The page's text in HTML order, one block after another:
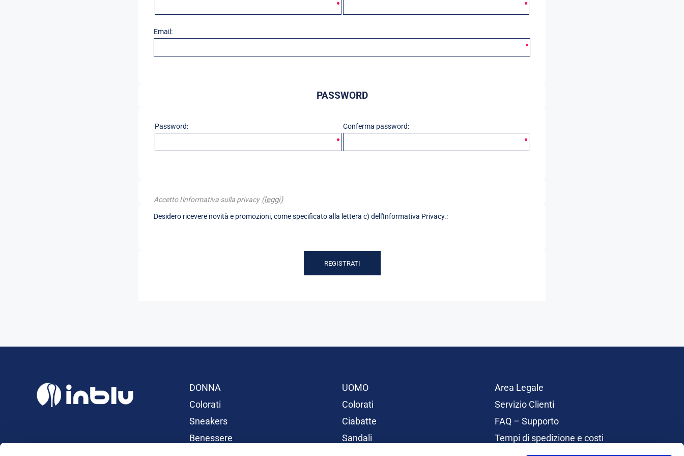
Email:
Desidero ricevere novità e promozioni, come specificato alla lettera c) dell'Informativa Privacy.:
PASSWORD
Password: Conferma password:
Accetto l'informativa sulla privacy (leggi)
REGISTRATI
DONNA
Colorati
Sneakers
Benessere
UOMO
Colorati
Ciabatte
Sandali
Area Legale
Servizio Clienti
FAQ – Supporto
Tempi di spedizione e costi